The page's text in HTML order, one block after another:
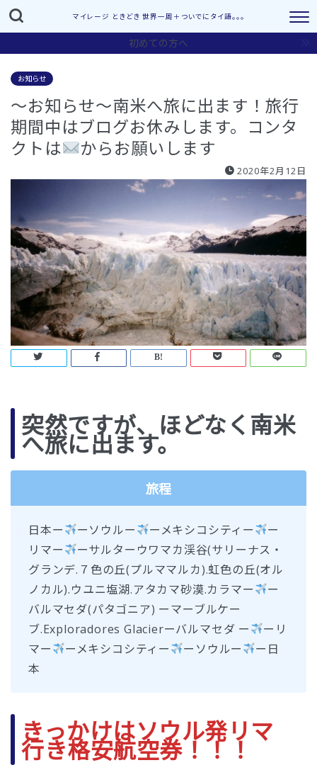
マイレージ ときどき 世界一周＋ついでにタイ語。。。
初めての方へ
お知らせ
〜お知らせ〜南米へ旅に出ます！旅行
期間中はブログお休みします。コンタ
クトは
からお願いします
2020年2月12日
突然ですが、ほどなく南米
へ旅に出ます。
旅程
日本ー ーソウルー ーメキシコシティー
ー
リマー
ーサルターウワマカ渓谷(サリーナス・
グランデ.７色の丘(プルママルカ).虹色の丘(オル
ノカル).ウユニ塩湖.アタカマ砂漠.カラマー
ー
バルマセダ(パタゴニア) ーマーブルケー
ブ.Exploradores Glacierーバルマセダ ー
ーリ
マー
ーメキシコシティー ーソウルー
ー日
本
きっかけはソウル発リマ
行き格安航空券！！！